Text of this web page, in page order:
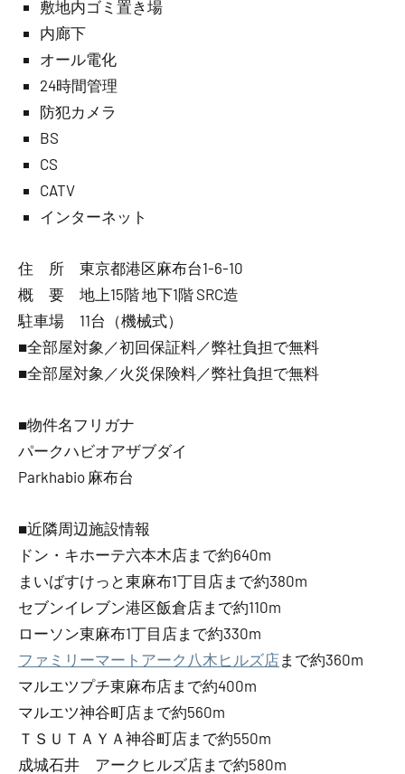
敷地内ゴミ置き場
内廊下
オール電化
24時間管理
防犯カメラ
BS
CS
CATV
インターネット
住 所 東京都港区麻布台1-6-10
概 要 地上15階 地下1階 SRC造
駐車場 11台（機械式）
■全部屋対象／初回保証料／弊社負担で無料
■全部屋対象／火災保険料／弊社負担で無料
■物件名フリガナ
パークハビオアザブダイ
Parkhabio 麻布台
■近隣周辺施設情報
ドン・キホーテ六本木店まで約640m
まいばすけっと東麻布1丁目店まで約380m
セブンイレブン港区飯倉店まで約110m
ローソン東麻布1丁目店まで約330m
ファミリーマートアーク八木ヒルズ店まで約360m
マルエツプチ東麻布店まで約400m
マルエツ神谷町店まで約560m
ＴＳＵＴＡＹＡ神谷町店まで約550m
成城石井 アークヒルズ店まで約580m